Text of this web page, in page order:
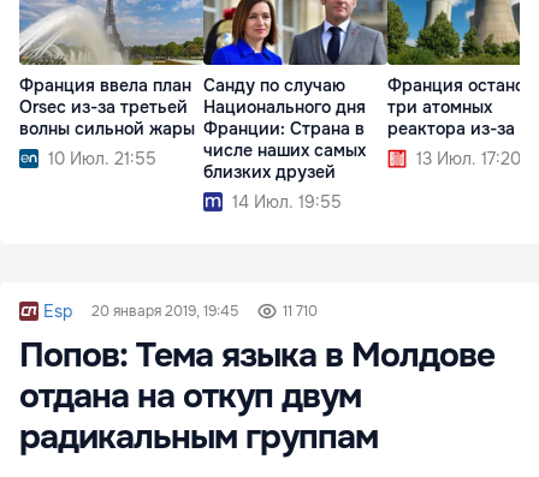
Франция ввела план
Orsec из-за третьей
волны сильной жары
10 Июл. 21:55
Санду по случаю
Национального дня
Франции: Страна в
числе наших самых
близких друзей
14 Июл. 19:55
Франция
три атомных
реактора из-за
13 Июл. 17:20
Esp 20 января 2019, 19:45 11 710
Попов: Тема языка в Молдове
отдана на откуп двум
радикальным группам